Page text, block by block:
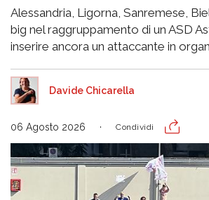
Alessandria, Ligorna, Sanremese,
big nel raggruppamento di un ASD
inserire ancora un attaccante in
Davide Chicarella
06 Agosto 2026 Condividi